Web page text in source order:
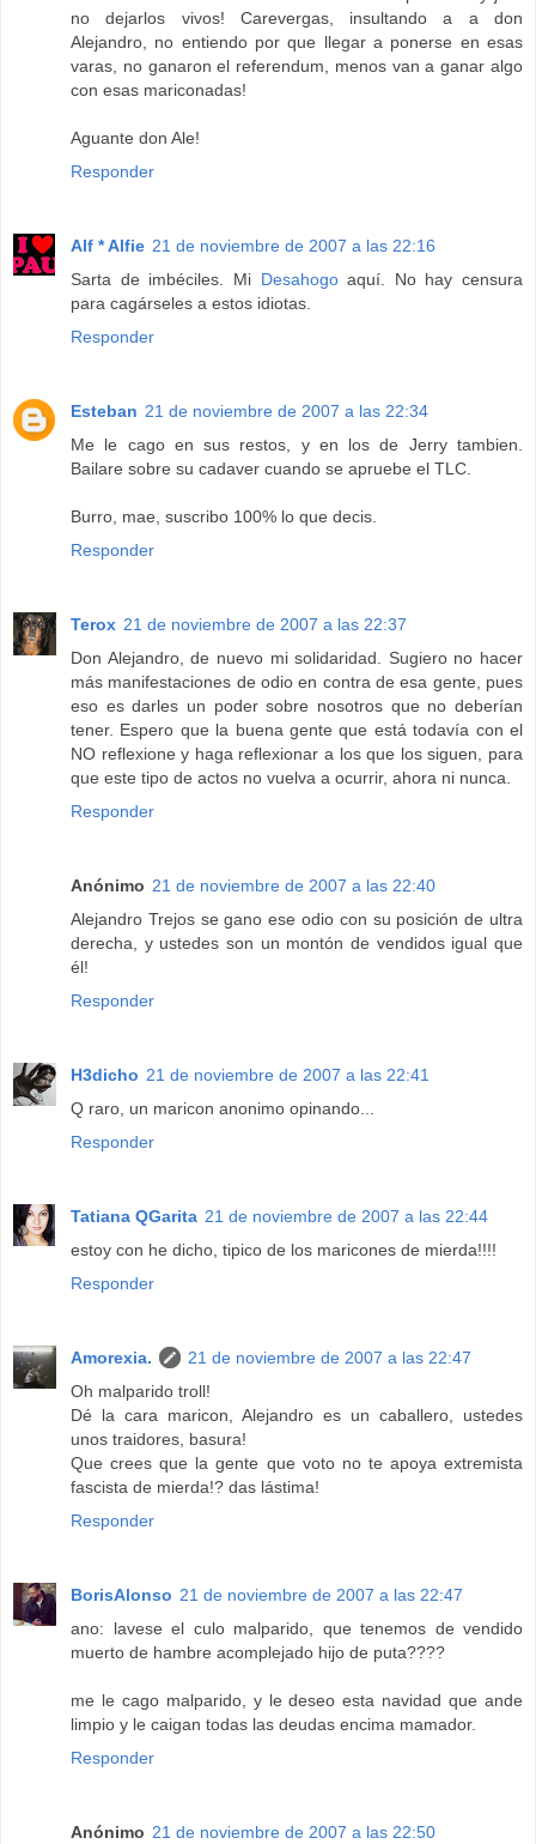
no dejarlos vivos! Carevergas, insultando a a don
Alejandro, no entiendo por que llegar a ponerse en esas
varas, no ganaron el referendum, menos van a ganar algo
con esas mariconadas!
Aguante don Ale!
Responder
Alf * Alfie 21 de noviembre de 2007 a las 22:16
Sarta de imbéciles. Mi Desahogoaquí. No hay censura
para cagárseles a estos idiotas.
Responder
Esteban 21 de noviembre de 2007 a las 22:34
Me le cago en sus restos, y en los de Jerry tambien.
Bailare sobre su cadaver cuando se apruebe el TLC.
Burro, mae, suscribo 100% lo que decis.
Responder
Terox 21 de noviembre de 2007 a las 22:37
Don Alejandro, de nuevo mi solidaridad. Sugiero no hacer
más manifestaciones de odio en contra de esa gente, pues
eso es darles un poder sobre nosotros que no deberían
tener. Espero que la buena gente que está todavía con el
NO reflexione y haga reflexionar a los que los siguen, para
que este tipo de actos no vuelva a ocurrir, ahora ni nunca.
Responder
Anónimo 21 de noviembre de 2007 a las 22:40
Alejandro Trejos se gano ese odio con su posición de ultra
derecha, y ustedes son un montón de vendidos igual que
él!
Responder
H3dicho 21 de noviembre de 2007 a las 22:41
Q raro, un maricon anonimo opinando...
Responder
Tatiana QGarita 21 de noviembre de 2007 a las 22:44
estoy con he dicho, tipico de los maricones de mierda!!!!
Responder
Amorexia.
21 de noviembre de 2007 a las 22:47
Oh malparido troll!
Dé la cara maricon, Alejandro es un caballero, ustedes
unos traidores, basura!
Que crees que la gente que voto no te apoya extremista
fascista de mierda!? das lástima!
Responder
BorisAlonso 21 de noviembre de 2007 a las 22:47
ano: lavese el culo malparido, que tenemos de vendido
muerto de hambre acomplejado hijo de puta????
me le cago malparido, y le deseo esta navidad que ande
limpio y le caigan todas las deudas encima mamador.
Responder
Anónimo 21 de noviembre de 2007 a las 22:50